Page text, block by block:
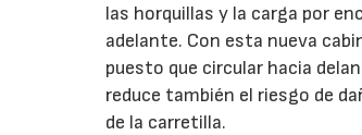
las horquillas y la carga por
adelante. Con esta nueva
puesto que circular hacia
reduce también el riesgo de
de la carretilla.